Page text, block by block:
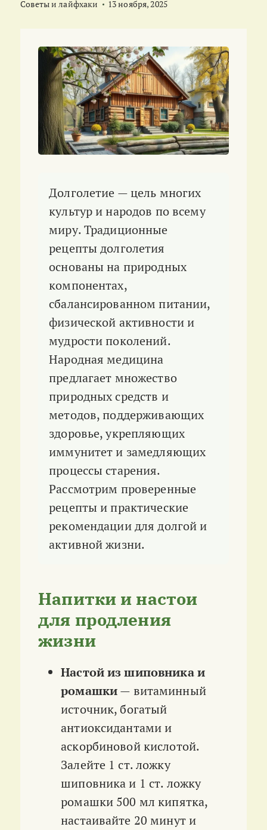
Советы и лайфхаки 13 ноября, 2025
Долголетие — цель многих
культур и народов по всему
миру. Традиционные
рецепты долголетия
основаны на природных
компонентах,
сбалансированном питании,
физической активности и
мудрости поколений.
Народная медицина
предлагает множество
природных средств и
методов, поддерживающих
здоровье, укрепляющих
иммунитет и замедляющих
процессы старения.
Рассмотрим проверенные
рецепты и практические
рекомендации для долгой и
активной жизни.
Напитки и настои
для продления
жизни
Настой из шиповника и
ромашки— витаминный
источник, богатый
антиоксидантами и
аскорбиновой кислотой.
Залейте 1 ст. ложку
шиповника и 1 ст. ложку
ромашки 500 мл кипятка,
настаивайте 20 минут и